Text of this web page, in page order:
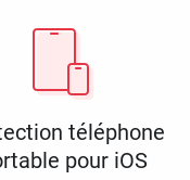
téléphone
pour iOS